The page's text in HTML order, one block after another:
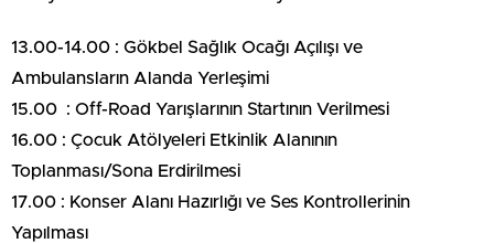
13.00-14.00 : Gökbel Sağlık Ocağı Açılışı ve
Ambulansların Alanda Yerleşimi
15.00 : Off-Road Yarışlarının Startının Verilmesi
16.00 : Çocuk Atölyeleri Etkinlik Alanının
Toplanması/Sona Erdirilmesi
17.00 : Konser Alanı Hazırlığı ve Ses Kontrollerinin
Yapılması